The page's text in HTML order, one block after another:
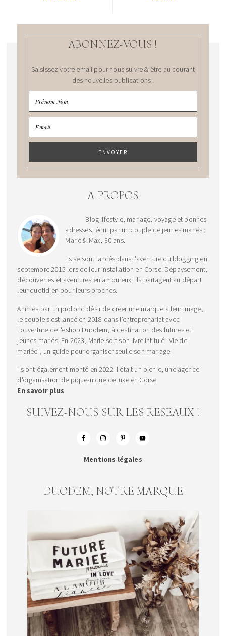
ABONNEZ-VOUS !
Saisissez votre email pour nous suivre & être au courant
des nouvelles publications !
A PROPOS
Blog lifestyle, mariage, voyage et bonnes
adresses, écrit par un couple de jeunes mariés :
Marie & Max, 30 ans.
Ils se sont lancés dans l'aventure du blogging en
septembre 2015 lors de leur installation en Corse. Dépaysement,
découvertes et aventures en amoureux, ils partagent au départ
leur quotidien pour leurs proches.
Animés par un profond désir de créer une marque à leur image,
le couple s’est lancé en 2018 dans l’entreprenariat avec
l'ouverture de l'eshop Duodem, à destination des futures et
jeunes mariés. En 2023, Marie sort son livre intitulé "Vie de
mariée", un guide pour organiser seul.e son mariage.
Ils ont également monté en 2022 Il était un picnic, une agence
d'organisation de pique-nique de luxe en Corse.
En savoir plus
SUIVEZ-NOUS SUR LES RESEAUX !
Mentions légales
DUODEM, NOTRE MARQUE